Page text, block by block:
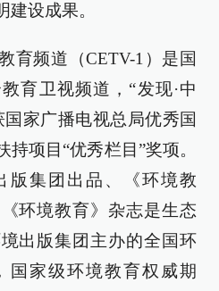
建设成果。
育频道（CETV-1）是国
育卫视频道，“发现·中
家广播电视总局优秀国
项目“优秀栏目”奖项。
版集团出品、《环境教
环境教育》杂志是生态
出版集团主办的全国环
国家级环境教育权威期